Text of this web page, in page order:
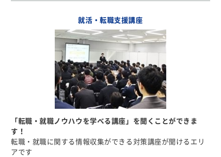
就活・転職支援講座
「転職・就職ノウハウを学べる講座」を聞くことができま
す！
転職・就職に関する情報収集ができる対策講座が聞けるエリ
アです